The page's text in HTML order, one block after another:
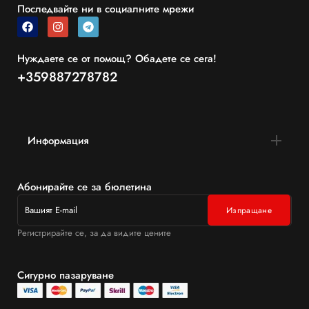
Последвайте ни в социалните мрежи
Нуждаете се от помощ? Обадете се сега!
+359887278782
Информация
Абонирайте се за бюлетина
Регистрирайте се, за да видите цените
Сигурно пазаруване